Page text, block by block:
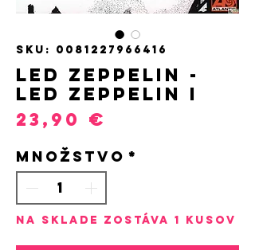
SKU: 0081227966416
LED ZEPPELIN -
LED ZEPPELIN I
23,90 €
Množstvo *
Na sklade zostáva 1 kusov